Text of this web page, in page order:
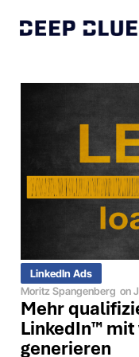
LinkedIn Ads
Moritz Spangenberg on
Mehr
LinkedIn™️
generieren